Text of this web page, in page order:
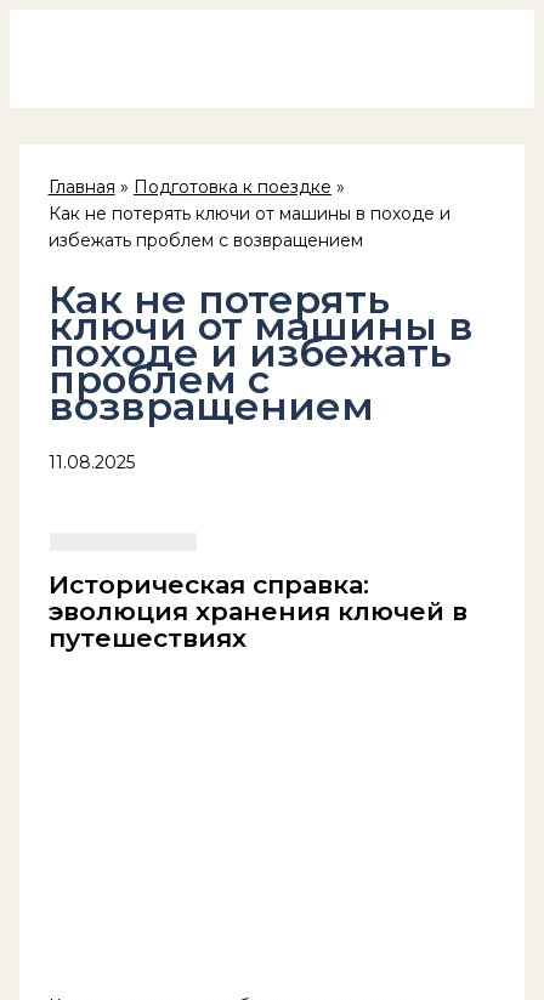
Главная
Подготовка к поездке
Как не потерять ключи от машины в походе и
избежать проблем с возвращением
Как не потерять
ключи от машины в
походе и избежать
проблем с
возвращением
11.08.2025
Историческая справка:
эволюция хранения ключей в
путешествиях